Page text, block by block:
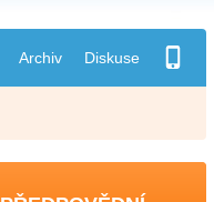
Archiv Diskuse